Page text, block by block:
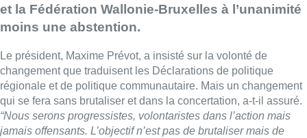
et la Fédération Wallonie-Bruxelles à l’unanimité
moins une abstention.
Le président, Maxime Prévot, a insisté sur la volonté de
changement que traduisent les Déclarations de politique
régionale et de politique communautaire. Mais un changement
qui se fera sans brutaliser et dans la concertation, a-t-il assuré.
“Nous serons progressistes, volontaristes dans l’action mais
jamais offensants. L’objectif n’est pas de brutaliser mais de